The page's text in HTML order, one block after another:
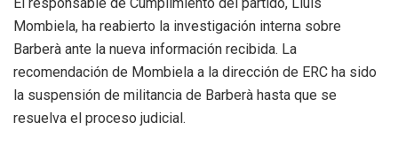
Mombiela, ha reabierto la investigación interna sobre
Barberà ante la nueva información recibida. La
recomendación de Mombiela a la dirección de ERC ha sido
la suspensión de militancia de Barberà hasta que se
resuelva el proceso judicial. ​